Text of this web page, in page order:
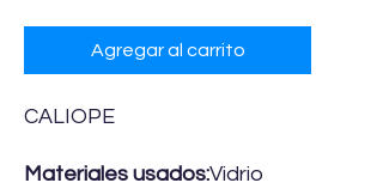
Agregar al carrito
CALIOPE
Materiales usados:Vidrio